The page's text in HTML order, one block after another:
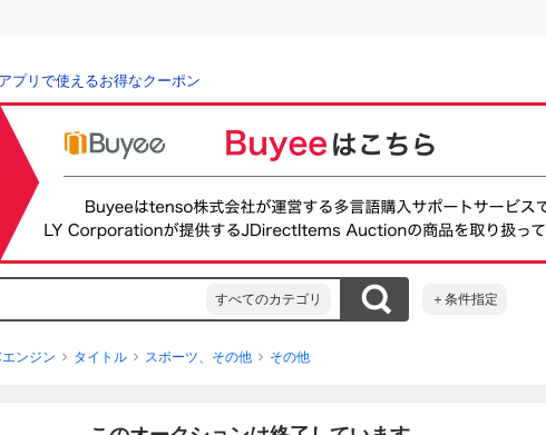
プリで使えるお得なクーポン
すべてのカテゴリ ＋条件指定
ンジン タイトル スポーツ、その他 その他